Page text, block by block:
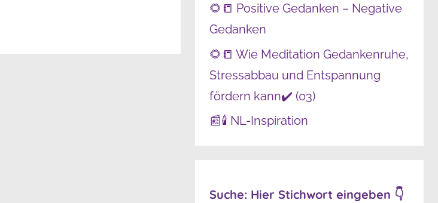
🌻📒 Positive Gedanken – Negative
Gedanken
🌻📒 Wie Meditation Gedankenruhe,
Stressabbau und Entspannung
fördern kann✔️ (03)
📰🕯️ NL-Inspiration
Suche: Hier Stichwort eingeben 👇